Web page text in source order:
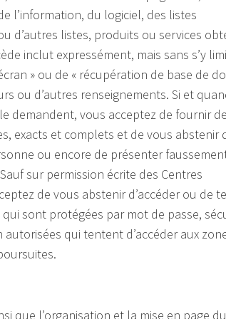
l’information, du logiciel, des listes
d’autres listes, produits ou services
inclut expressément, mais sans s’y
» ou de « récupération de base de
ou d’autres renseignements. Si et
demandent, vous acceptez de fournir
exacts et complets et de vous abstenir
ou encore de présenter
sur permission écrite des Centres
de vous abstenir d’accéder ou de
sont protégées par mot de passe,
qui tentent d’accéder aux
que l’organisation et la mise en page